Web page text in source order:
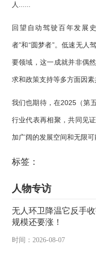
人......
回望自动驾驶百年发展
者”和“圆梦者”。低速无人
要领域，这一成就并非偶
求和政策支持等多方面因素
我们也期待，在2025（第
行业代表再相聚，共同见
加广阔的发展空间和无限可
标签：
人物专访
无人环卫降温它反手
规模还要涨！
时间：2026-08-07